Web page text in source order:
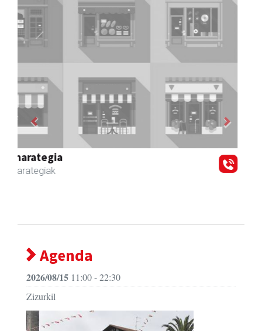
Zubeldia arrain eta mariskoa
Zizurkil - Arrandegiak
Previous Next
Agenda
2026/08/15 11:00 - 22:30
Zizurkil